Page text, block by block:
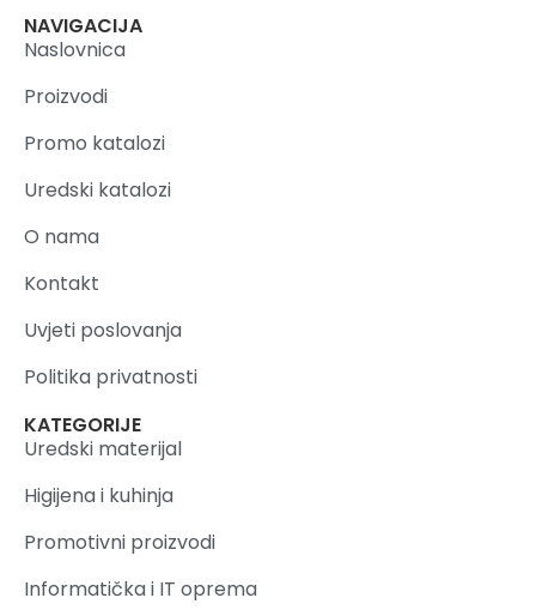
NAVIGACIJA
Naslovnica
Proizvodi
Promo katalozi
Uredski katalozi
O nama
Kontakt
Uvjeti poslovanja
Politika privatnosti
KATEGORIJE
Uredski materijal
Higijena i kuhinja
Promotivni proizvodi
Informatička i IT oprema